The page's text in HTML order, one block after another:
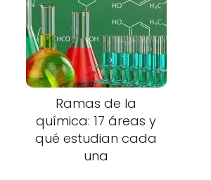
Ramas de la
química: 17 áreas y
qué estudian cada
una